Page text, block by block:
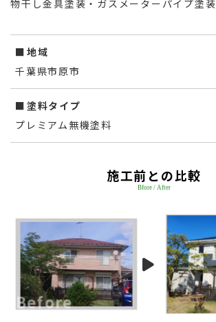
物干し金具塗装・ガスメーターパイプ塗装
地域
千葉県市原市
塗料タイプ
プレミアム無機塗料
施工前との比較
Bfore / After